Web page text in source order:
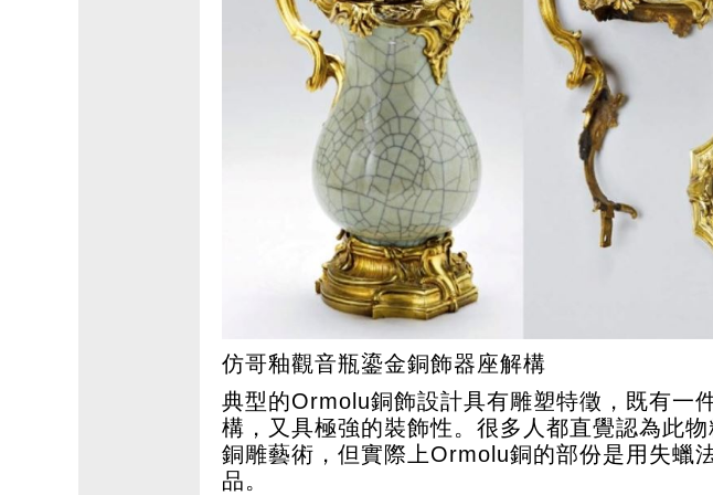
仿哥釉觀音瓶鎏金銅飾器座解構
典型的Ormolu銅飾設計具有雕塑特徵，既有一
構，又具極強的裝飾性。很多人都直覺認為此
銅雕藝術，但實際上Ormolu銅的部份是用失蠟
品。